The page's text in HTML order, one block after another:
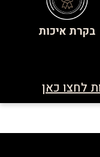
בקרת איכות
לחצו כאן